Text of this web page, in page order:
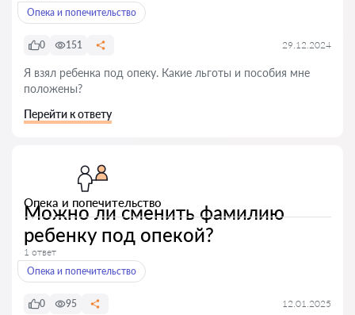
Опека и попечительство
0 151 29.12.2024
Я взял ребенка под опеку. Какие льготы и пособия мне
положены?
Перейти к ответу
Опека и попечительство
Можно ли сменить фамилию
ребенку под опекой?
1 ответ
Опека и попечительство
0 95 12.01.2025